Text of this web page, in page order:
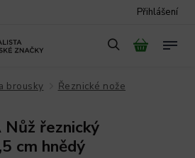
Přihlášení
brousky Řeznické nože
řeznický
cm hnědý